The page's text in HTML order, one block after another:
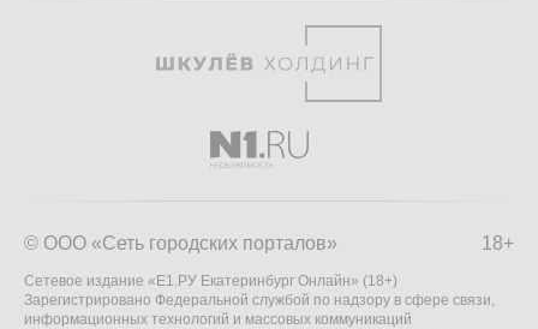
18+
© ООО «Сеть городских порталов»
Сетевое издание «Е1.РУ Екатеринбург Онлайн» (18+)
Зарегистрировано Федеральной службой по надзору в сфере связи,
информационных технологий и массовых коммуникаций